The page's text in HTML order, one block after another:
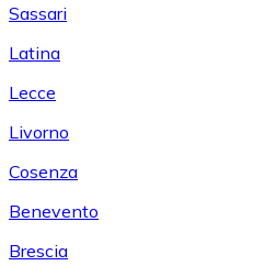
Sassari
Latina
Lecce
Livorno
Cosenza
Benevento
Brescia